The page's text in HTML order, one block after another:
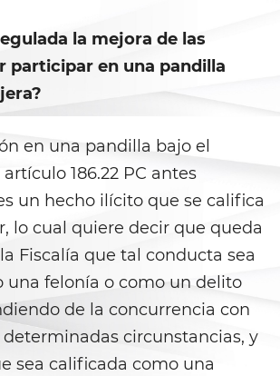
de Cuello Blanco
Apropiación Indebida De
Falsificación
Falsificación o Alteración de
una Prescripción Médica
Malversación de Fondos
Presentación de Documentos
Falsos
Robo de Identidad
la mejora de las
participar en una pandilla
en una pandilla bajo el
186.22 PC antes
un hecho ilícito que se califica
lo cual quiere decir que queda
Fiscalía que tal conducta sea
una felonía o como un delito
de la concurrencia con
determinadas circunstancias, y
sea calificada como una